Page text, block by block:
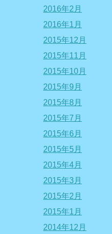
2016年2月
2016年1月
2015年12月
2015年11月
2015年10月
2015年9月
2015年8月
2015年7月
2015年6月
2015年5月
2015年4月
2015年3月
2015年2月
2015年1月
2014年12月